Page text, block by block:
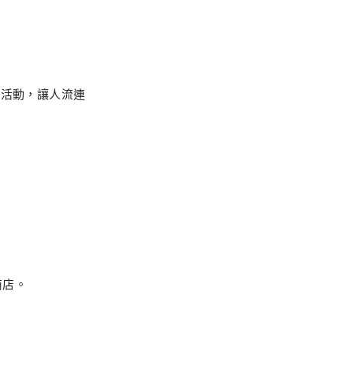
動，讓人流連
。